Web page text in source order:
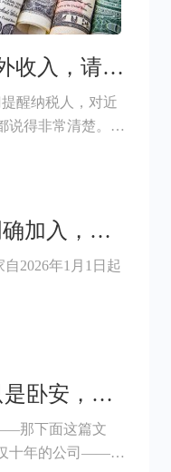
税务部门点名了！“近三年有境外收入，请自查”！
来了！ 那么
申报？境外炒股
小帮一起了解起
币圈版CRS来了！中国香港已明确加入，大陆尚未纳入体系！
2026年1月1日起
十年造就港股“AI第一股”！不只是卧安，传音、名创出海第一步都是......
那下面这篇文